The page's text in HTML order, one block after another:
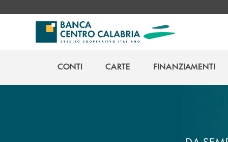
CONTI
CARTE
FINANZIAMENTI